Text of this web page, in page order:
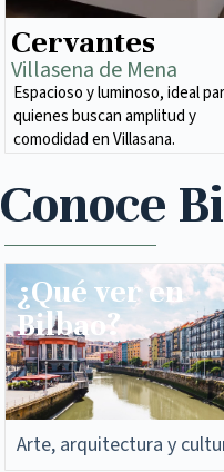
Cervantes
Villasena de Mena​
Espacioso y luminoso, ideal
quienes buscan amplitud y
comodidad en Villasana.
Conoce
¿Qué ver en
Bilbao?
Arte, arquitectura y